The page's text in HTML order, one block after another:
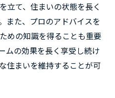
立て、住まいの状態を長く
また、プロのアドバイスを
めの知識を得ることも重要
ムの効果を長く享受し続け
住まいを維持することが可